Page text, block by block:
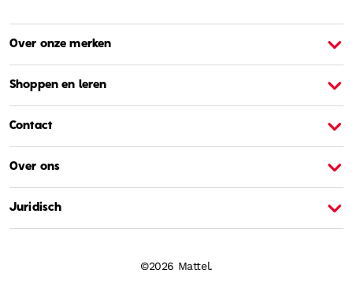
Over onze merken
Shoppen en leren
Contact
Over ons
Juridisch
©2026 Mattel.